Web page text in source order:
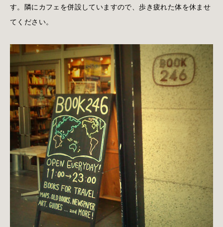
す。隣にカフェを併設していますので、歩き疲れた体を休ませ
てください。